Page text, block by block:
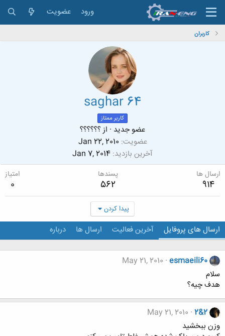
ورود عضویت
کاربران
saghar 64
کاربر ممتاز
عضو جدید · از ؟؟؟؟؟؟
عضویت Jan 22, 2010
آخرین بازدید Jan 7, 2014
ارسال ها
914
پسندها
562
امتیاز
0
پیدا کردن
ارسال های پروفایل آخرین فعالیت ارسال ها درباره
esmaeili60
May 21, 2010
سلام
هدف چيه؟
2&2
May 21, 2010
وزن ببخشید